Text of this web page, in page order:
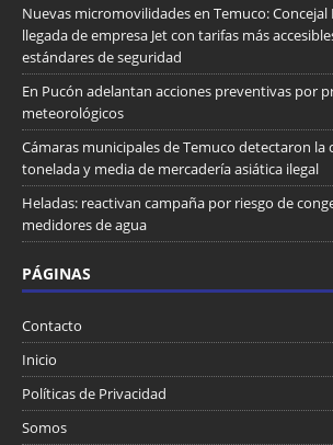
Nuevas micromovilidades en Temuco: Concejal
llegada de empresa Jet con tarifas más
estándares de seguridad
En Pucón adelantan acciones preventivas por
meteorológicos
Cámaras municipales de Temuco detectaron la
tonelada y media de mercadería asiática ilegal
Heladas: reactivan campaña por riesgo de
medidores de agua
PÁGINAS
Contacto
Inicio
Políticas de Privacidad
Somos